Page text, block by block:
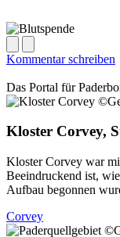
Kommentar schreiben
Das Portal für
Kloster Corvey,
Kloster Corvey war
Beeindruckend ist,
Aufbau begonnen
Corvey